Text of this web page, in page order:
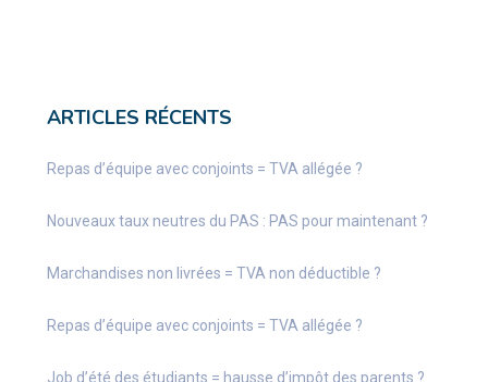
ARTICLES RÉCENTS
Repas d’équipe avec conjoints = TVA allégée ?
Nouveaux taux neutres du PAS : PAS pour maintenant ?
Marchandises non livrées = TVA non déductible ?
Repas d’équipe avec conjoints = TVA allégée ?
Job d’été des étudiants = hausse d’impôt des parents ?